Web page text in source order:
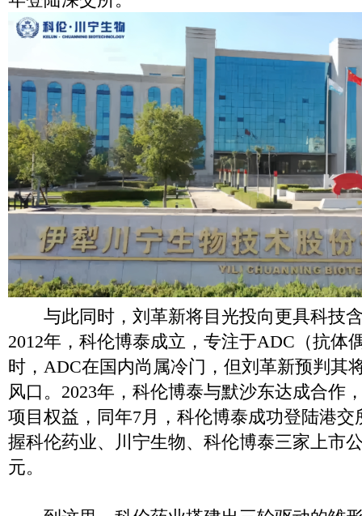
与此同时，刘革新将目光投向更具科技
2012年，科伦博泰成立，专注于ADC（抗体
时，ADC在国内尚属冷门，但刘革新预判其
风口。2023年，科伦博泰与默沙东达成合作
项目权益，同年7月，科伦博泰成功登陆港
握科伦药业、川宁生物、科伦博泰三家上市
元。